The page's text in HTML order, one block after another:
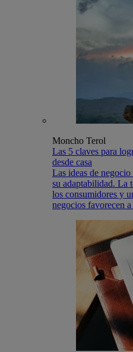
Moncho Terol
Las 5 claves para
desde casa
Las ideas de
su adaptabilidad. La
los consumidores y
negocios favorecen